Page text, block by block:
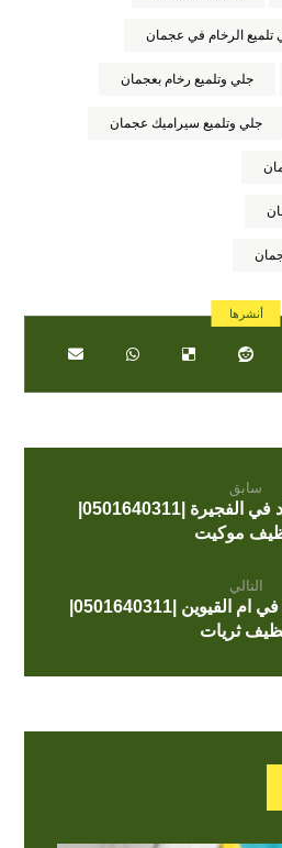
تلميع الرخام في عجمان
جلي وتلميع رخام بعجمان
جلي وتلميع سيراميك عجمان
سابق
موكيت
التالي
ثريات